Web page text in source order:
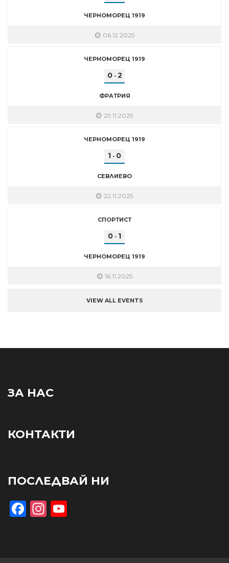
ЧЕРНОМОРЕЦ 1919
06.12.2025
ЧЕРНОМОРЕЦ 1919
0- 2
ФРАТРИЯ
29.11.2025
ЧЕРНОМОРЕЦ 1919
1 - 0
СЕВЛИЕВО
22.11.2025
СПОРТИСТ
0 - 1
ЧЕРНОМОРЕЦ 1919
16.11.2025
VIEW ALL EVENTS
ЗА НАС
КОНТАКТИ
ПОСЛЕДВАЙ НИ
Facebook
Instagram